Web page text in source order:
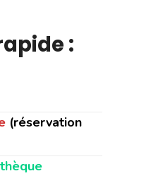
:
(réservation